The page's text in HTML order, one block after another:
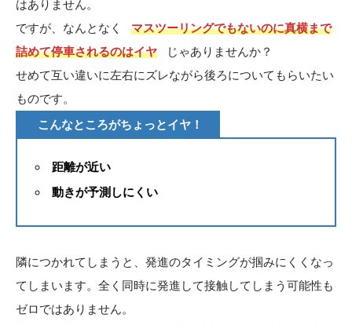
はありません。
ですが、なんとなく
マスツーリングでもないのに真横まで
詰めて停車されるのはイヤ
じゃありませんか？
せめて互い違いに左右にズレながら後ろについてもらいたい
ものです。
こんなところがちょっとイヤ！
距離が近い
動きが予測しにくい
隣につかれてしまうと、発進のタイミングが掴みにくくなっ
てしまいます。全く同時に発進して接触してしまう可能性も
ゼロではありません。